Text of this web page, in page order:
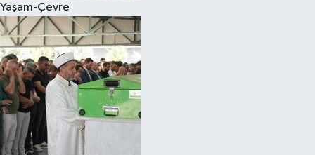
Yaşam-Çevre
Teknoloji
Televizyon
Yaşam-Çevre